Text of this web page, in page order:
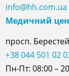
info@hh.com.ua
Медичний
просп.
+38 044 501 02
Пн-Пт: 08:00 –